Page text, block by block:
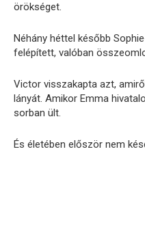
örökséget.
Néhány héttel később
felépített, valóban
Victor visszakapta azt,
lányát. Amikor Emma
sorban ült.
És életében először nem